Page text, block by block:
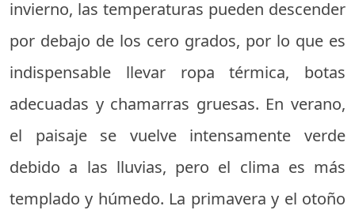
invierno, las temperaturas pueden descender
por debajo de los cero grados, por lo que es
indispensable llevar ropa térmica, botas
adecuadas y chamarras gruesas. En verano,
el paisaje se vuelve intensamente verde
debido a las lluvias, pero el clima es más
templado y húmedo. La primavera y el otoño